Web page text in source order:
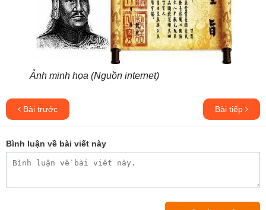
Ảnh minh họa (Nguồn internet)
Bài trước Bài tiếp
Bình luận về bài viết này